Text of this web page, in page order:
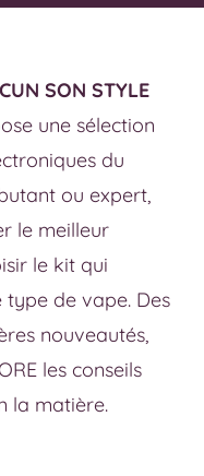
boutique
SON STYLE
une sélection
du
ou expert,
le meilleur
le kit qui
de vape. Des
nouveautés,
les conseils
la matière.